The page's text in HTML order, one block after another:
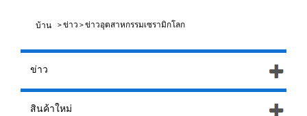
บ้าน >ข่าว >ข่าวอุตสาหกรรมเซรามิกโลก
ข่าว
สินค้าใหม่